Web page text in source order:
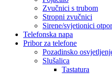
Zvučnici s trubom
Stropni zvučnici
Sirene/svjetionici
Telefonska napa
Pribor za telefone
Pozadinsko
Slušalica
Tastatura